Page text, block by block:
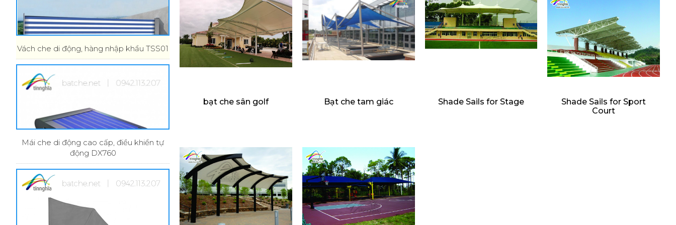
bạt che sân golf Bạt che tam giác Shade Sails for Stage
Shade Sails for Sport
Court
Vách che di động, hàng nhập khẩu TSS01
Mái che di động cao cấp, điều khiển tự
động DX760